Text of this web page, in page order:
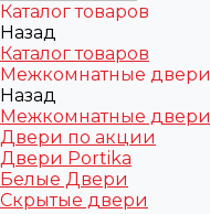
Каталог товаров
Назад
Каталог товаров
Межкомнатные двери
Назад
Межкомнатные двери
Двери по акции
Двери Portika
Белые Двери
Скрытые двери